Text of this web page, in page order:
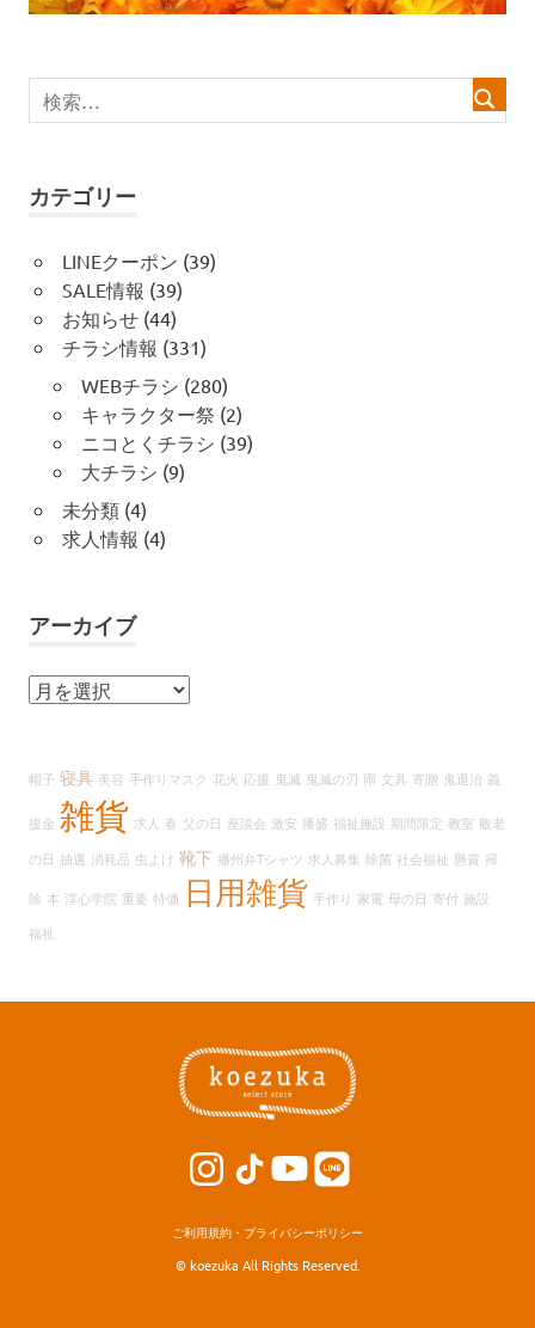
ー
シ
ョ
ン
カテゴリー
LINEクーポン (39)
SALE情報 (39)
お知らせ(44)
チラシ情報 (331)
WEBチラシ (280)
キャラクター祭 (2)
ニコとくチラシ (39)
大チラシ (9)
未分類(4)
求人情報 (4)
アーカイブ
ア
イ
帽子 寝具 美容 手作りマスク 花火 応援 鬼滅 鬼滅の刃 雨 文具 寄贈 鬼退治 義
援金 雑貨 求人 春 父の日 座談会 激安 播盛 福祉施設 期間限定 教室 敬老
の日 抽選 消耗品 虫よけ 靴下 播州弁Tシャツ 求人募集 除菌 社会福祉 懸賞 掃
除 本 淳心学院 重要 特価 日用雑貨 手作り 家電 母の日 寄付 施設
福祉
ご利用規約・プライバシーポリシー
© koezuka All Rights Reserved.